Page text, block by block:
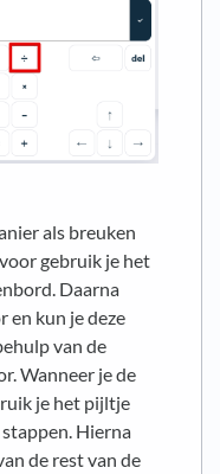
als breuken
gebruik je het
Daarna
en kun je deze
van de
Wanneer je de
je het pijltje
Hierna
de rest van de